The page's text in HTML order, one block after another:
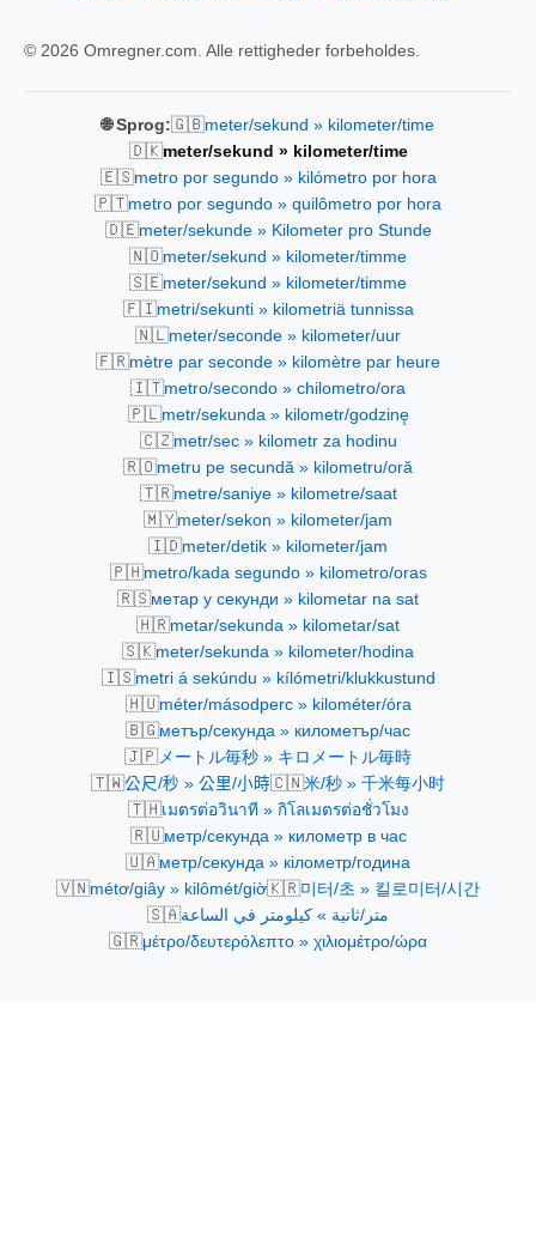
© 2026 Omregner.com. Alle rettigheder forbeholdes.
🌐 Sprog:🇬🇧meter/sekund » kilometer/time
🇩🇰meter/sekund » kilometer/time
🇪🇸metro por segundo » kilómetro por hora
🇵🇹metro por segundo » quilômetro por hora
🇩🇪meter/sekunde » Kilometer pro Stunde
🇳🇴meter/sekund » kilometer/timme
🇸🇪meter/sekund » kilometer/timme
🇫🇮metri/sekunti » kilometriä tunnissa
🇳🇱meter/seconde » kilometer/uur
🇫🇷mètre par seconde » kilomètre par heure
🇮🇹metro/secondo » chilometro/ora
🇵🇱metr/sekunda » kilometr/godzinę
🇨🇿metr/sec » kilometr za hodinu
🇷🇴metru pe secundă » kilometru/oră
🇹🇷metre/saniye » kilometre/saat
🇲🇾meter/sekon » kilometer/jam
🇮🇩meter/detik » kilometer/jam
🇵🇭metro/kada segundo » kilometro/oras
🇷🇸метар у секунди » kilometar na sat
🇭🇷metar/sekunda » kilometar/sat
🇸🇰meter/sekunda » kilometer/hodina
🇮🇸metri á sekúndu » kílómetri/klukkustund
🇭🇺méter/másodperc » kilométer/óra
🇧🇬метър/секунда » километър/час
🇯🇵メートル毎秒 » キロメートル毎時
🇹🇼公尺/秒 » 公里/小時🇨🇳米/秒 » 千米每小时
🇹🇭เมตรต่อวินาที » กิโลเมตรต่อชั่วโมง
🇷🇺метр/секунда » километр в час
🇺🇦метр/секунда » кілометр/година
🇻🇳métơ/giây » kilômét/giờ🇰🇷미터/초 » 킬로미터/시간
🇸🇦متر/ثانية » كيلومتر في الساعة
🇬🇷μέτρο/δευτερόλεπτο » χιλιομέτρο/ώρα